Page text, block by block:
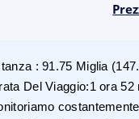
:91.75 Miglia (
Del Viaggio:1 ora 52